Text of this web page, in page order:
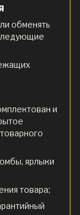
обменять
и
ярлыки
товара;